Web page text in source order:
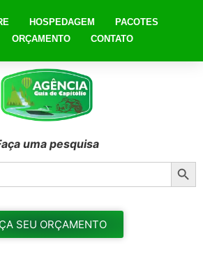
HOSPEDAGEM
PACOTES
ORÇAMENTO CONTATO
uma pesquisa
SEU ORÇAMENTO